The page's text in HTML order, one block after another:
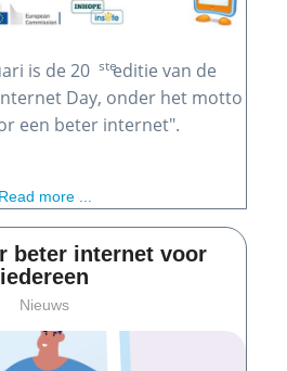
is de 20 steeditie van de
Day, onder het motto
een beter internet".
Read more ...
beter internet voor
iedereen
Nieuws